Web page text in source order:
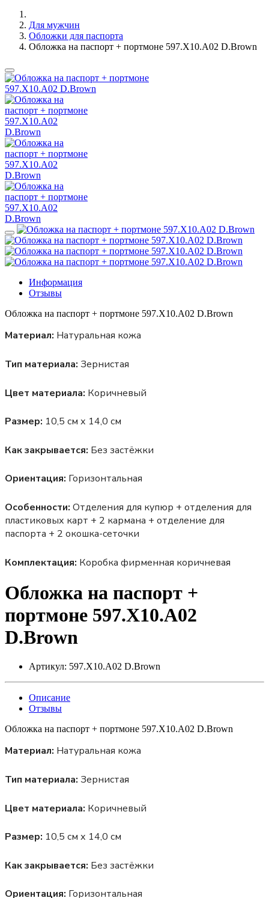
Для мужчин
Обложки для паспорта
Обложка на паспорт + портмоне 597.X10.A02 D.Brown
Информация
Отзывы
Обложка на паспорт + портмоне 597.X10.A02 D.Brown
Материал: Натуральная кожа
Тип материала: Зернистая
Цвет материала: Коричневый
Размер: 10,5 см х 14,0 см
Как закрывается: Без застёжки
Ориентация: Горизонтальная
Особенности: Отделения для купюр + отделения для
пластиковых карт + 2 кармана + отделение для
паспорта + 2 окошка-сеточки
Комплектация: Коробка фирменная коричневая
Обложка на паспорт +
портмоне 597.X10.A02
D.Brown
Артикул: 597.X10.A02 D.Brown
Описание
Отзывы
Обложка на паспорт + портмоне 597.X10.A02 D.Brown
Материал: Натуральная кожа
Тип материала: Зернистая
Цвет материала: Коричневый
Размер: 10,5 см х 14,0 см
Как закрывается: Без застёжки
Ориентация: Горизонтальная